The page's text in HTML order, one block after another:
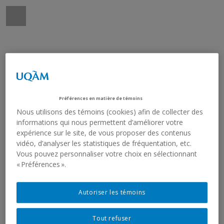
Préférences en matière de témoins
Nous utilisons des témoins (cookies) afin de collecter des
informations qui nous permettent d’améliorer votre
expérience sur le site, de vous proposer des contenus
vidéo, d’analyser les statistiques de fréquentation, etc.
Vous pouvez personnaliser votre choix en sélectionnant
« Préférences ».
Tout refuser
Autoriser les témoins